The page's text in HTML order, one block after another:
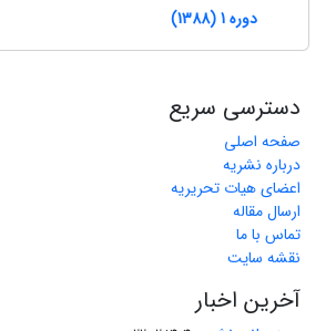
دوره 1 (1388)
دسترسی سریع
صفحه اصلی
درباره نشریه
اعضای هیات تحریریه
ارسال مقاله
تماس با ما
نقشه سایت
آخرین اخبار